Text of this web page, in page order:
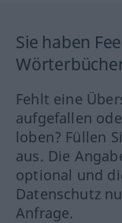
Sie haben
Fehlt eine
aufgefallen
loben? Füllen
aus. Die
optional und
Datenschutz
Anfrage.